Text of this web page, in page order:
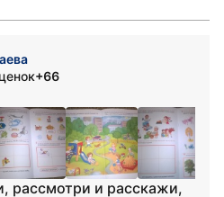
+66
рассмотри и расскажи,